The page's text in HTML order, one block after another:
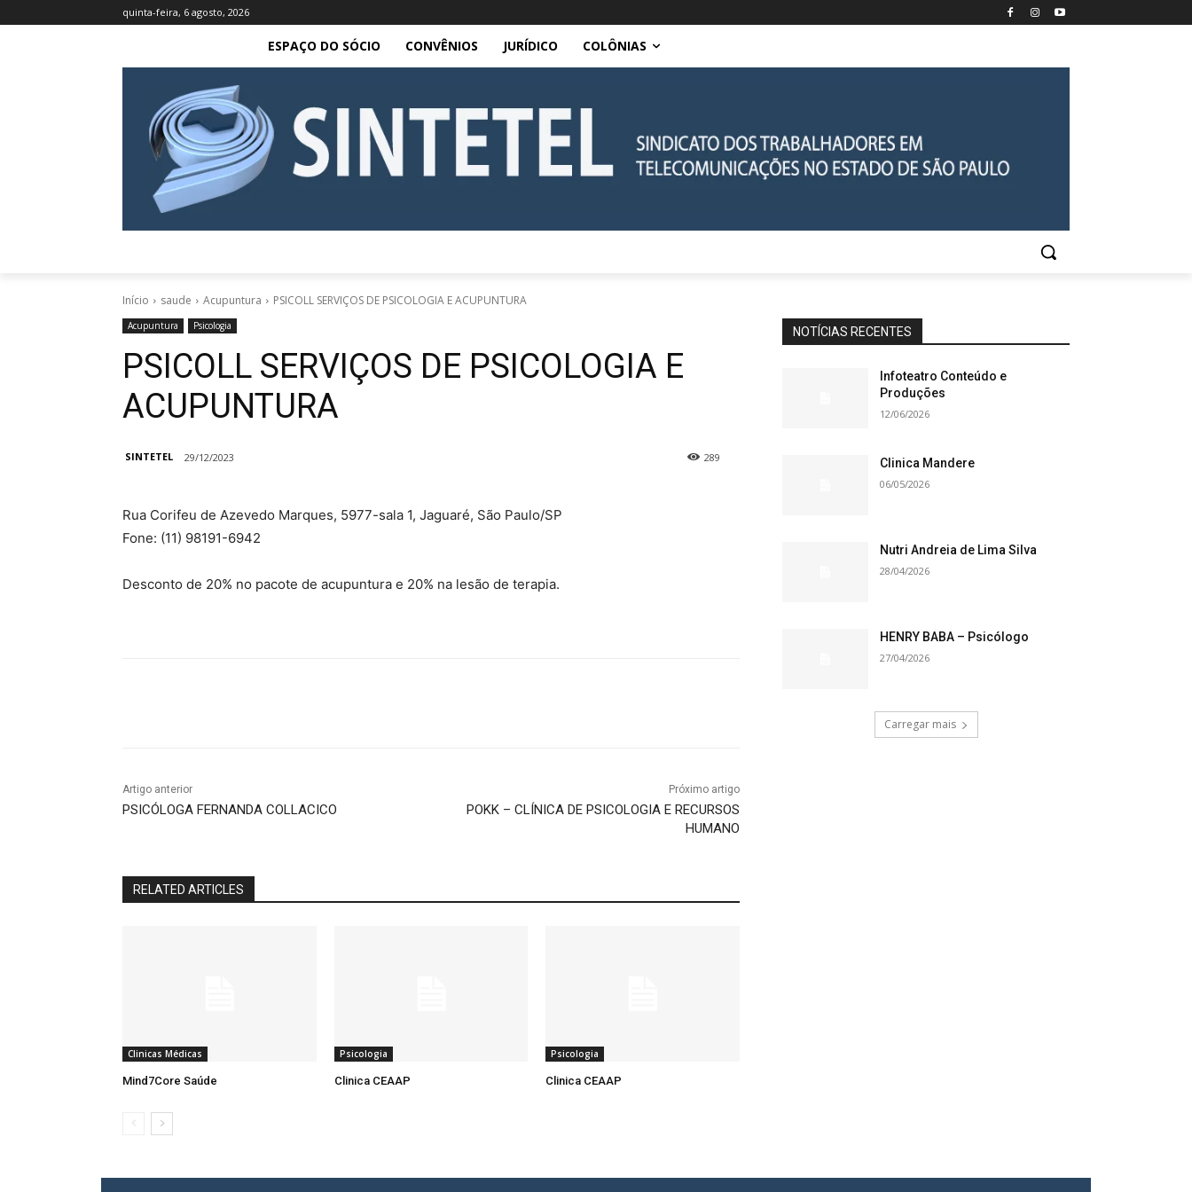
quinta-feira, 6 agosto, 2026
ESPAÇO DO SÓCIO CONVÊNIOS JURÍDICO COLÔNIAS
Início saude Acupuntura PSICOLL SERVIÇOS DE PSICOLOGIA E ACUPUNTURA
Acupuntura Psicologia
PSICOLL SERVIÇOS DE PSICOLOGIA E
ACUPUNTURA
SINTETEL 29/12/2023 289
Rua Corifeu de Azevedo Marques, 5977-sala 1, Jaguaré, São Paulo/SP
Fone: (11) 98191-6942
Desconto de 20% no pacote de acupuntura e 20% na lesão de terapia.
Artigo anterior
PSICÓLOGA FERNANDA COLLACICO
Próximo artigo
POKK – CLÍNICA DE PSICOLOGIA E RECURSOS
HUMANO
RELATED ARTICLES
Clinicas Médicas
Mind7Core Saúde
Psicologia
Clinica CEAAP
Psicologia
Clinica CEAAP
NOTÍCIAS RECENTES
Infoteatro Conteúdo e
Produções
12/06/2026
Clinica Mandere
06/05/2026
Nutri Andreia de Lima Silva
28/04/2026
HENRY BABA – Psicólogo
27/04/2026
Carregar mais